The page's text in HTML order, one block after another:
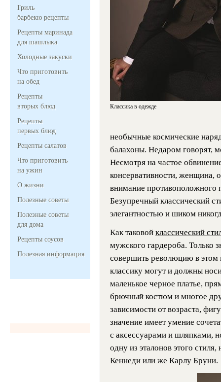
Гриль
барбекю рецепты
Рецепты маринада
для шашлыка
Холодные закуски
Что приготовить
на обед
Рецепты
вторых блюд
Рецепты
первых блюд
Рецепты салатов
Что приготовить
на ужин
О жизни
Полезные советы
Полезные советы
для дома
Рецепты соусов
Полезная информация
Классика в одежде
необычные космические
балахоны. Недаром говорят,
Несмотря на частое
консервативности, женщина,
внимание противоположного
Безупречный классический
элегантностью и шиком
Как таковой классический
мужского гардероба. Только
совершить революцию в этом
классику могут и должны
маленькое черное платье,
брючный костюм и многое
зависимости от возраста,
значение имеет умение
с аксессуарами и шляпками,
одну из эталонов этого
Кеннеди или же Карлу Бруни.